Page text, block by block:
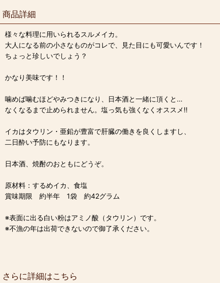
商品詳細
様々な料理に用いられるスルメイカ。
大人になる前の小さなものがコレで、見た目にも可愛いんです！
ちょっと珍しいでしょう？
かなり美味です！！
噛めば噛むほどやみつきになり、日本酒と一緒に頂くと…
なくなるまで止められません。塩っ気も強くなくオススメ!!
イカはタウリン・亜鉛が豊富で肝臓の働きを良くしますし、
二日酔い予防にもなります。
日本酒、焼酎のおともにどうぞ。
原材料：するめイカ、食塩
賞味期限 約半年 1袋 約42グラム
※表面に出る白い粉はアミノ酸（タウリン）です。
※不漁の年は出荷できないので御了承ください。
さらに詳細はこちら